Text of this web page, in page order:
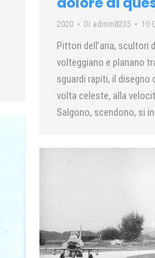
2020 Di admin8235 10
Pittori dell’aria, scultori
volteggiano e planano
sguardi rapiti, il disegno
volta celeste, alla
Salgono, scendono, si